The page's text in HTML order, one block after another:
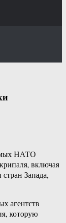
НАТО
включая
Запада,
агентств
которую